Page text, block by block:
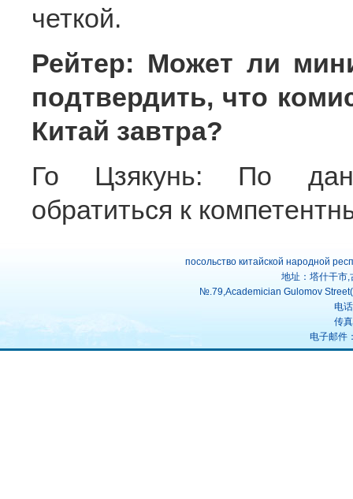
четкой.
Рейтер: Может ли
подтвердить, что
Китай завтра?
Го Цзякунь: По
обратиться к
посольство китайской народной
地址：塔什干市
№.79,Academician Gulomov
电
传
电子邮件